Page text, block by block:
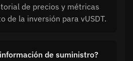
de precios y métricas
de la inversión para vUSDT.
de suministro?